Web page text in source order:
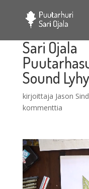
Sari Ojala
Sound
kirjoittaja Jason
kommenttia
Videotoistin